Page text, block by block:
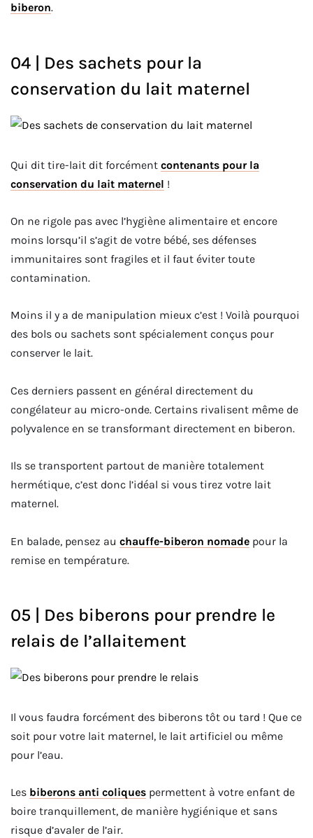
biberon.
04 | Des sachets pour la
conservation du lait maternel
Qui dit tire-lait dit forcément contenants pour la
conservation du lait maternel !
On ne rigole pas avec l’hygiène alimentaire et encore
moins lorsqu’il s’agit de votre bébé, ses défenses
immunitaires sont fragiles et il faut éviter toute
contamination.
Moins il y a de manipulation mieux c’est ! Voilà pourquoi
des bols ou sachets sont spécialement conçus pour
conserver le lait.
Ces derniers passent en général directement du
congélateur au micro-onde. Certains rivalisent même de
polyvalence en se transformant directement en biberon.
Ils se transportent partout de manière totalement
hermétique, c’est donc l’idéal si vous tirez votre lait
maternel.
En balade, pensez au chauffe-biberon nomade pour la
remise en température.
05 | Des biberons pour prendre le
relais de l’allaitement
Il vous faudra forcément des biberons tôt ou tard ! Que ce
soit pour votre lait maternel, le lait artificiel ou même
pour l’eau.
Les biberons anti coliques permettent à votre enfant de
boire tranquillement, de manière hygiénique et sans
risque d’avaler de l’air.